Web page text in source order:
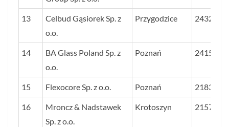
13
Celbud Gąsiorek Sp. z
o.o.
Przygodzice 2432
14
BA Glass Poland Sp. z
o.o.
Poznań 2415
15 Flexocore Sp. z o.o. Poznań 2183
16
Mroncz & Nadstawek
Sp. z o.o.
Krotoszyn 2157